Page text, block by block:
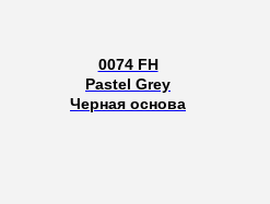
0074 FH
Pastel Grey
Черная основа